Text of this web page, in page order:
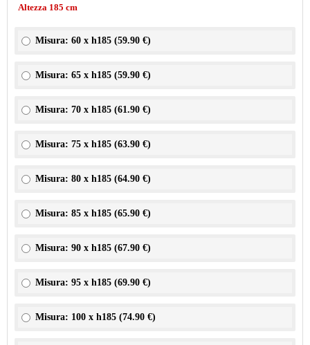
Altezza 185 cm
Misura: 60 x h185 (59.90 €)
Misura: 65 x h185 (59.90 €)
Misura: 70 x h185 (61.90 €)
Misura: 75 x h185 (63.90 €)
Misura: 80 x h185 (64.90 €)
Misura: 85 x h185 (65.90 €)
Misura: 90 x h185 (67.90 €)
Misura: 95 x h185 (69.90 €)
Misura: 100 x h185 (74.90 €)